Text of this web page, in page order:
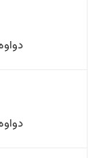
دواوە
دواوە